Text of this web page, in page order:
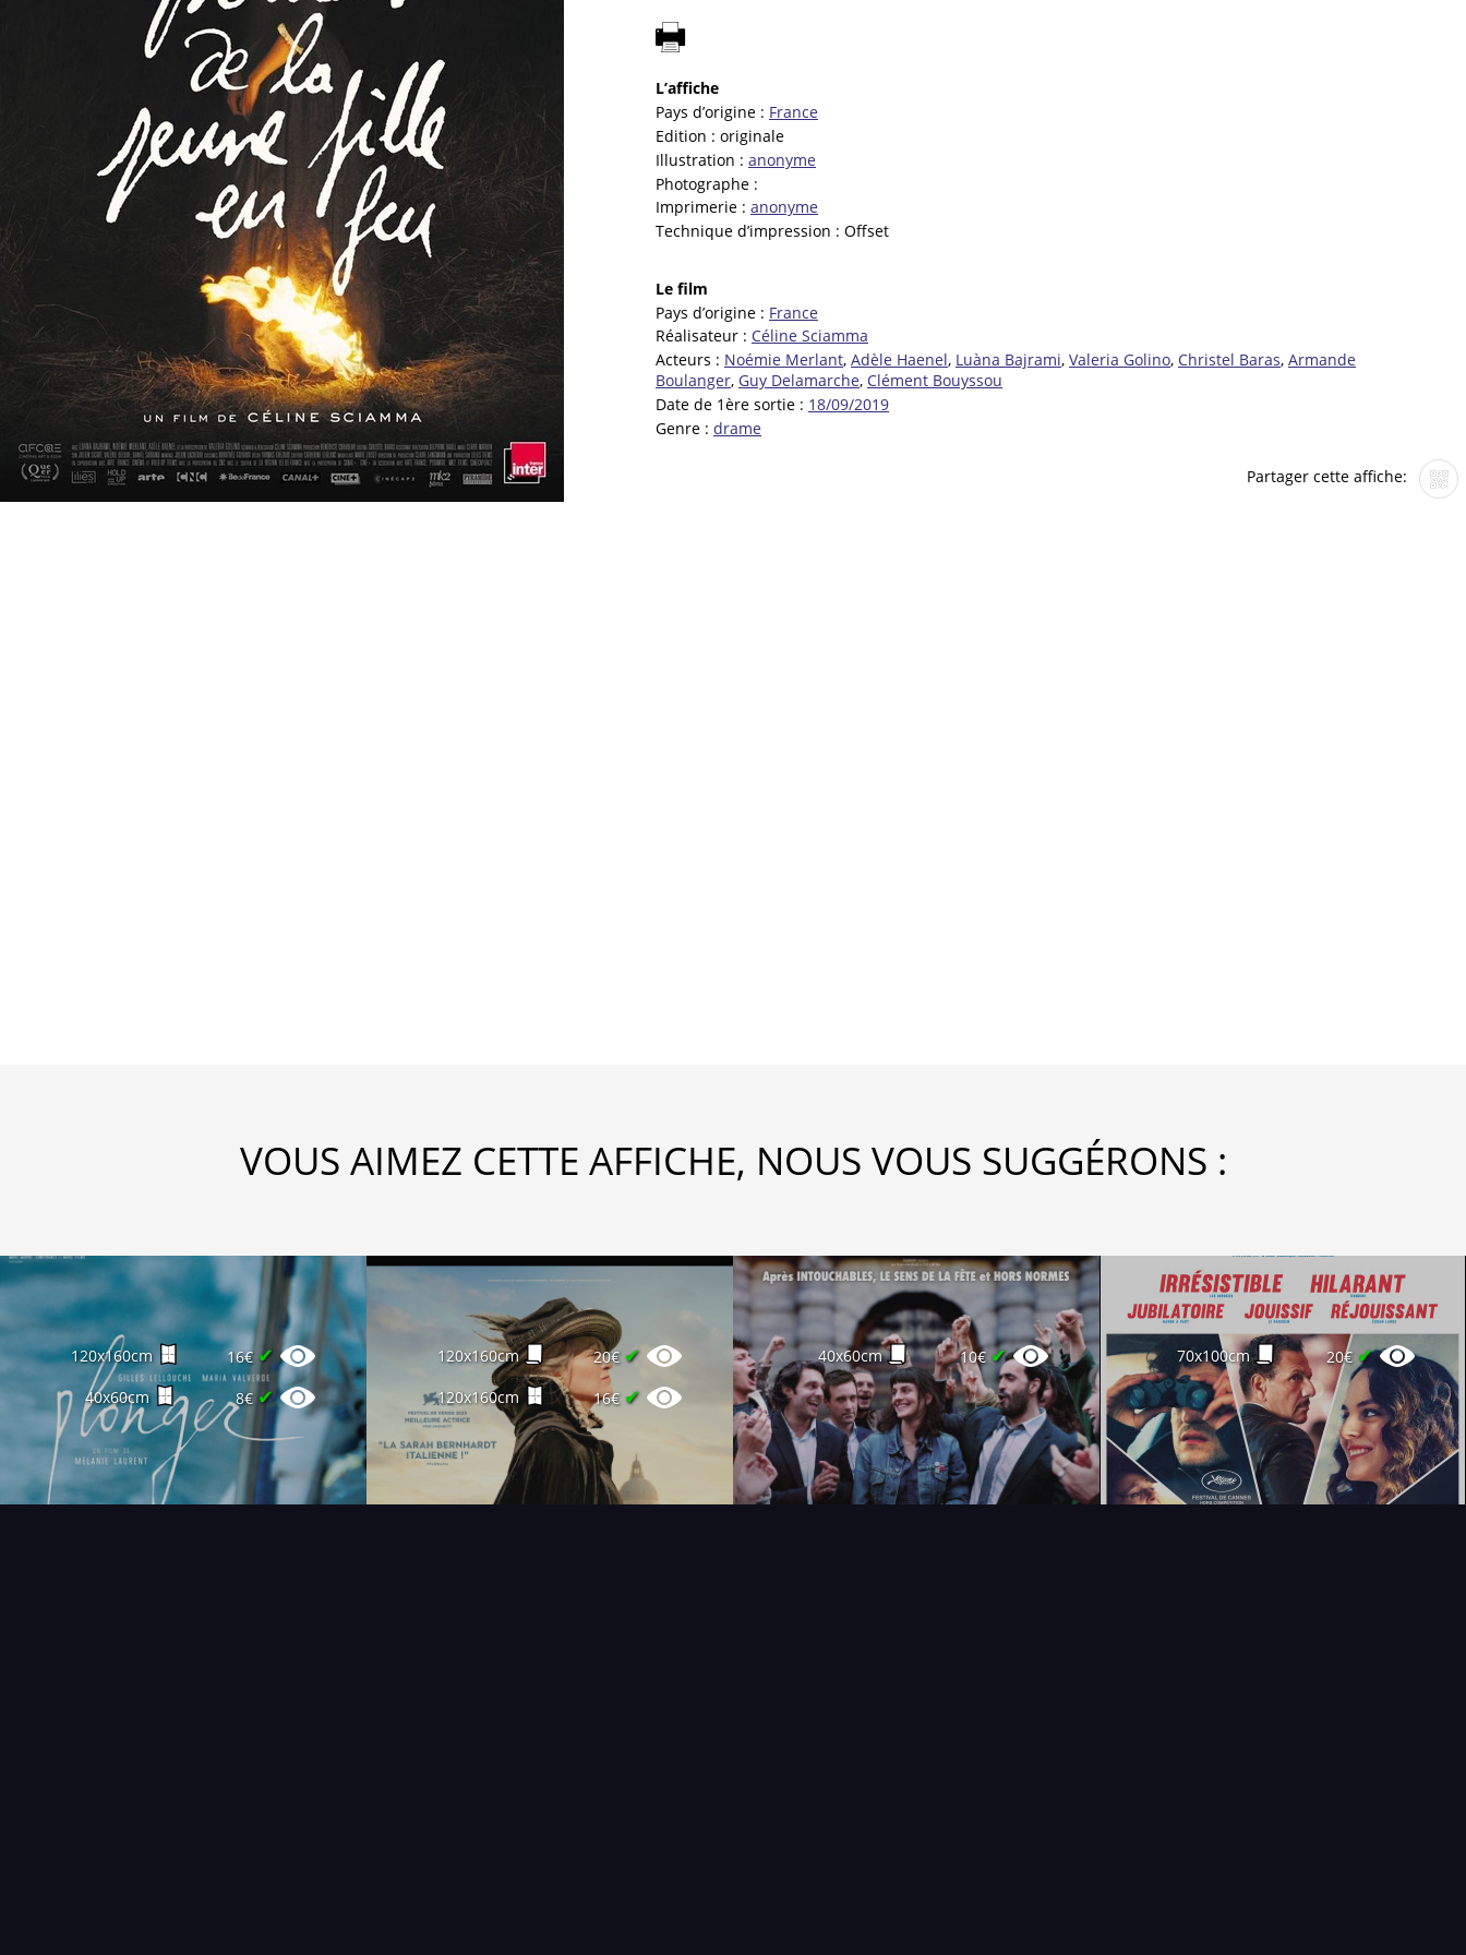
L’affiche
Pays d’origine : France
Edition : originale
Illustration : anonyme
Photographe :
Imprimerie : anonyme
Technique d’impression : Offset
Le film
Pays d’origine : France
Réalisateur : Céline Sciamma
Acteurs : Noémie Merlant, Adèle Haenel, Luàna Bajrami, Valeria Golino, Christel Baras, Armande
Boulanger, Guy Delamarche, Clément Bouyssou
Date de 1ère sortie : 18/09/2019
Genre : drame
Partager cette affiche:
VOUS AIMEZ CETTE AFFICHE, NOUS VOUS SUGGÉRONS :
120x160cm 16€ ✔
40x60cm 8€ ✔
120x160cm 20€ ✔
120x160cm 16€ ✔
40x60cm 10€✔ 70x100cm 20€ ✔